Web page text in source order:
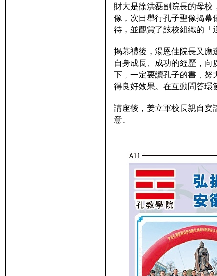
財大是徐洪磊副院長的母校
像，次日舉行孔子聖像揭幕
待，並觀賞了該校組織的「
揭幕禮後，湯恩佳院長又應
自身成長、成功的經歷，
下，一定要讀孔子的書，努
得良好效果。在互動問答環
講座後，姜立軍校長親自宴
意。